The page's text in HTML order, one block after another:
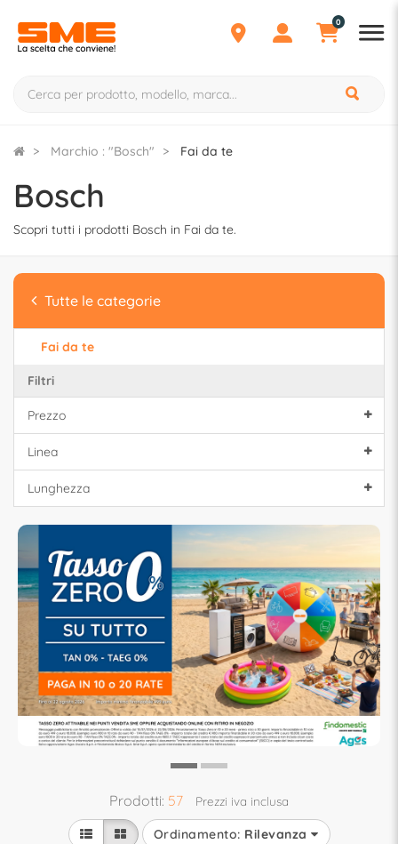
0
Marchio : "Bosch" Fai da te
Bosch
Scopri tutti i prodotti Bosch in Fai da te.
Tutte le categorie
Fai da te
Filtri
Prezzo
Linea
Lunghezza
Prodotti: 57 Prezzi iva inclusa
Ordinamento: Rilevanza